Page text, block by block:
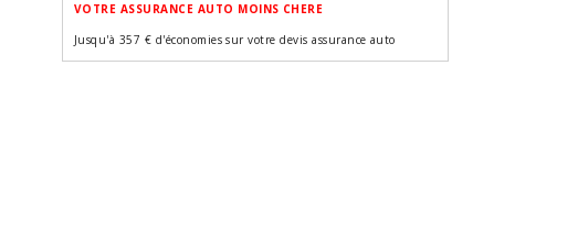
VOTRE ASSURANCE AUTO MOINS CHERE
Jusqu'à 357 € d'économies sur votre devis assurance auto